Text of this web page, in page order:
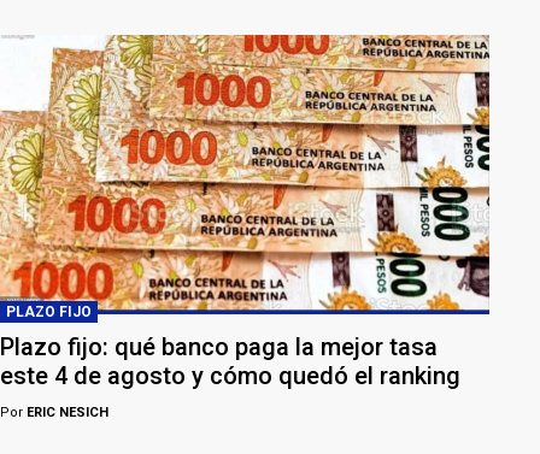
PLAZO FIJO
Plazo fijo: qué banco paga la mejor tasa
este 4 de agosto y cómo quedó el ranking
Por ERIC NESICH